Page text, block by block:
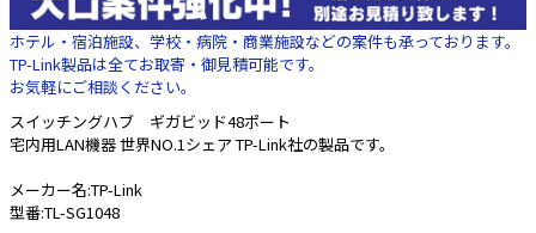
感染症関連
その他
暑さ対策
販売終了品
ホテル・宿泊施設、学校・病院・商業施設などの案件も承っております。
TP-Link製品は全てお取寄・御見積可能です。
お気軽にご相談ください。
スイッチングハブ ギガビッド48ポート
宅内用LAN機器 世界NO.1シェア TP-Link社の製品です。
メーカー名:TP-Link
型番:TL-SG1048